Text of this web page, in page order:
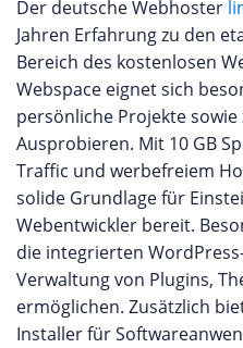
Der deutsche Webhoster
Jahren Erfahrung zu den
Bereich des kostenlosen
Webspace eignet sich
persönliche Projekte
Ausprobieren. Mit 10 GB
Traffic und werbefreiem
solide Grundlage für
Webentwickler bereit.
die integrierten
Verwaltung von Plugins,
ermöglichen. Zusätzlich
Installer für